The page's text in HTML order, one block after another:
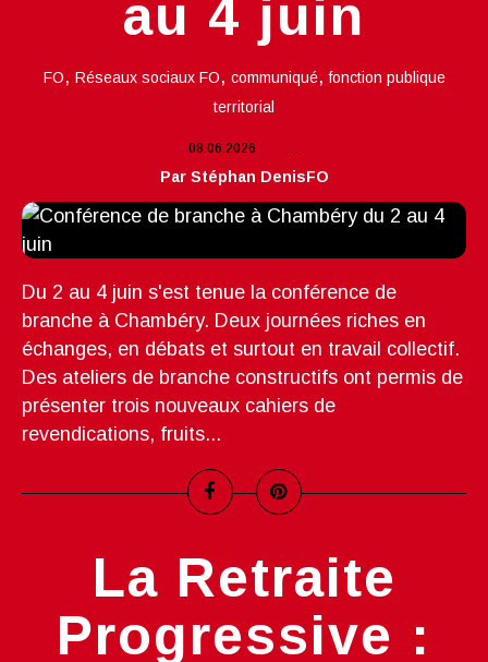
au 4 juin
FO, Réseaux sociaux FO, communiqué,fonction publique
territorial
08.06.2026 …
Par Stéphan DenisFO
Du 2 au 4 juin s'est tenue la conférence de
branche à Chambéry. Deux journées riches en
échanges, en débats et surtout en travail collectif.
Des ateliers de branche constructifs ont permis de
présenter trois nouveaux cahiers de
revendications, fruits...
La Retraite
Progressive :